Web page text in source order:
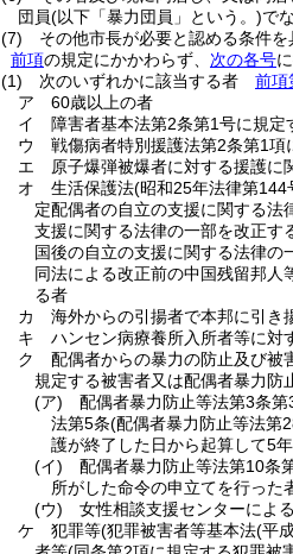
団員(以下「暴力団員」という。)で
(7)
その他市長が必要と認める条件を
前項の規定にかかわらず、 次の各号
(1)
次のいずれかに該当する者 前項
ア
60歳以上の者
イ
障害者基本法第2条第1号に規
ウ
戦傷病者特別援護法第2条第1
エ
原子爆弾被爆者に対する援護
オ
生活保護法(昭和25年法律第144
定配偶者の自立の支援に関する法
支援に関する法律の一部を改正す
国後の自立の支援に関する法律の
同法による改正前の中国残留邦
る者
カ
海外からの引揚者で本邦に引き
キ
ハンセン病療養所入所者等に対
ク
配偶者からの暴力の防止及び被
規定する被害者又は配偶者暴力防
(ア)
配偶者暴力防止等法第3条第
法第5条(配偶者暴力防止等法第
護が終了した日から起算して5
(イ)
配偶者暴力防止等法第10条
所がした命令の申立てを行った
(ウ)
女性相談支援センターによ
ケ
犯罪等(犯罪被害者等基本法(平